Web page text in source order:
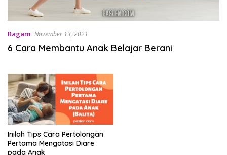
Ragam November 13, 2021
6 Cara Membantu Anak Belajar Berani
Inilah Tips Cara Pertolongan
Pertama Mengatasi Diare
pada Anak